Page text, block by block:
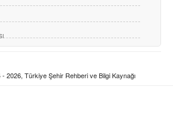
2026, Türkiye Şehir Rehberi ve Bilgi Kaynağı